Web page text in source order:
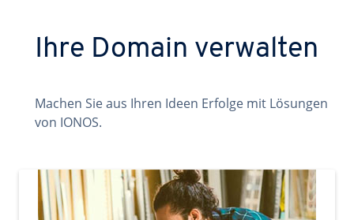
Ihre Domain verwalten
Machen Sie aus Ihren Ideen Erfolge mit Lösungen
von IONOS.